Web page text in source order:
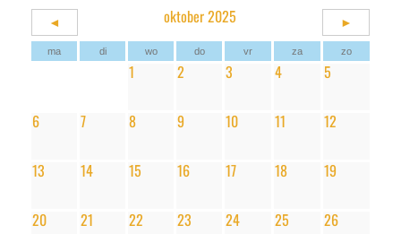
◄ oktober 2025 ►
ma di wo do vr za zo
1 2 3 4 5
6 7 8 9 10 11 12
13 14 15 16 17 18 19
20 21 22 23 24 25 26